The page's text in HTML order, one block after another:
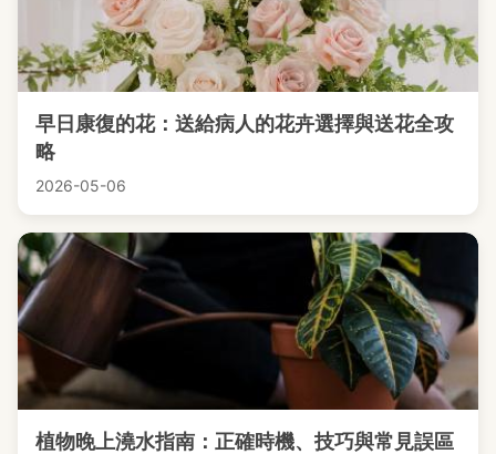
早日康復的花：送給病人的花卉選擇與送花全攻
略
2026-05-06
植物晚上澆水指南：正確時機、技巧與常見誤區